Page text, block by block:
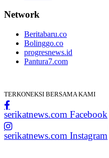
Network
Beritabaru.co
Bolinggo.co
progresnews.id
Pantura7.com
TERKONEKSI BERSAMA KAMI
serikatnews.com Facebook
serikatnews.com Instagram